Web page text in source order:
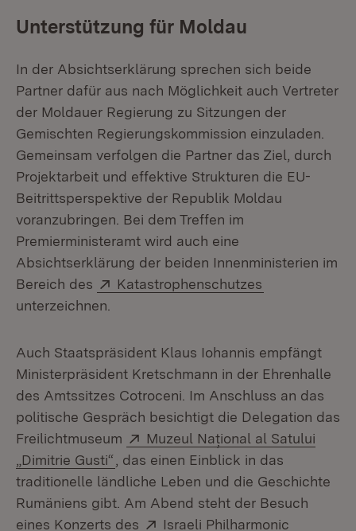
Unterstützung für Moldau
In der Absichtserklärung sprechen sich beide
Partner dafür aus nach Möglichkeit auch Vertreter
der Moldauer Regierung zu Sitzungen der
Gemischten Regierungskommission einzuladen.
Gemeinsam verfolgen die Partner das Ziel, durch
Projektarbeit und effektive Strukturen die EU-
Beitrittsperspektive der Republik Moldau
voranzubringen. Bei dem Treffen im
Premierministeramt wird auch eine
Absichtserklärung der beiden Innenministerien im
Bereich des
Extern:
Katastrophenschutzes
unterzeichnen.
Auch Staatspräsident Klaus Iohannis empfängt
Ministerpräsident Kretschmann in der Ehrenhalle
des Amtssitzes Cotroceni. Im Anschluss an das
politische Gespräch besichtigt die Delegation das
Freilichtmuseum
Extern:
Muzeul Național al Satului
„Dimitrie Gusti“ (Öffnet in neuem Fenster)
, das einen Einblick in das
traditionelle ländliche Leben und die Geschichte
Rumäniens gibt. Am Abend steht der Besuch
eines Konzerts des
Extern:
Israeli Philharmonic